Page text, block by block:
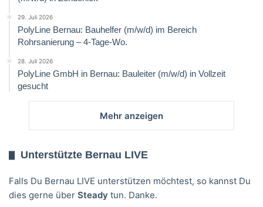
29. Juli 2026
PolyLine Bernau: Bauhelfer (m/w/d) im Bereich
Rohrsanierung – 4-Tage-Wo.
28. Juli 2026
PolyLine GmbH in Bernau: Bauleiter (m/w/d) in Vollzeit
gesucht
Mehr anzeigen
Unterstützte Bernau LIVE
Falls Du Bernau LIVE unterstützen möchtest, so kannst Du
dies gerne über Steady tun. Danke.